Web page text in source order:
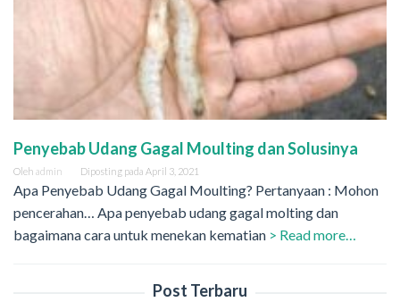
Penyebab Udang Gagal Moulting dan Solusinya
Oleh admin Diposting pada April 3, 2021
Apa Penyebab Udang Gagal Moulting? Pertanyaan : Mohon
pencerahan… Apa penyebab udang gagal molting dan
bagaimana cara untuk menekan kematian > Read more…
Post Terbaru